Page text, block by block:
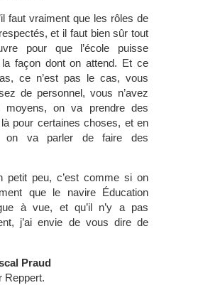
faut vraiment que les rôles de
et il faut bien sûr tout
pour que l’école puisse
façon dont on attend. Et ce
ce n’est pas le cas, vous
de personnel, vous n’avez
moyens, on va prendre des
pour certaines choses, et en
on va parler de faire des
petit peu, c’est comme si on
que le navire Éducation
à vue, et qu’il n’y a pas
j’ai envie de vous dire de
Praud
Reppert.